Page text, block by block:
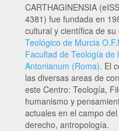
CARTHAGINENSIA
4381) fue fundada en
cultural y científica de
Teológico de Murcia
Facultad de Teología de
Antonianum (Roma). El
las diversas areas de
este Centro: Teología,
humanismo y
actuales en el campo
derecho, antropología.